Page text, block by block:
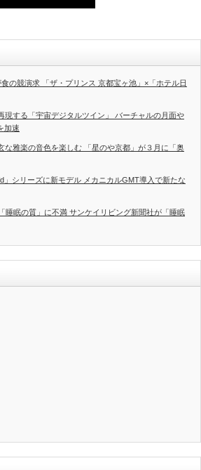
の競演求 「ザ・プリンス 京都宝ヶ池」×「ホテル日
現する「宇宙デジタルツイン」 バーチャルの月面や
加速
な雅楽の音色を楽しむ 「星のや京都」が３月に「奥
」シリーズに新モデル メカニカルGMT導入で新たな
睡眠の質」に不満 サンケイリビング新聞社が「睡眠